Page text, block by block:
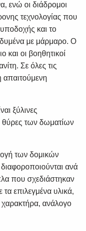
ενώ οι διάδρομοι
τεχνολογίας που
και το
με μάρμαρο. Ο
οι βοηθητικοί
Σε όλες τις
απαιτούμενη
ξύλινες
θύρες των δωματίων
των δομικών
ανά
που σχεδιάστηκαν
επιλεγμένα υλικά,
χαρακτήρα, ανάλογο